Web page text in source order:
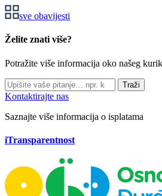
sve obavijesti
Želite znati više?
Potražite više informacija oko našeg
Traži
Kontaktirajte nas
Saznajte više informacija o isplatama
iTransparentnost